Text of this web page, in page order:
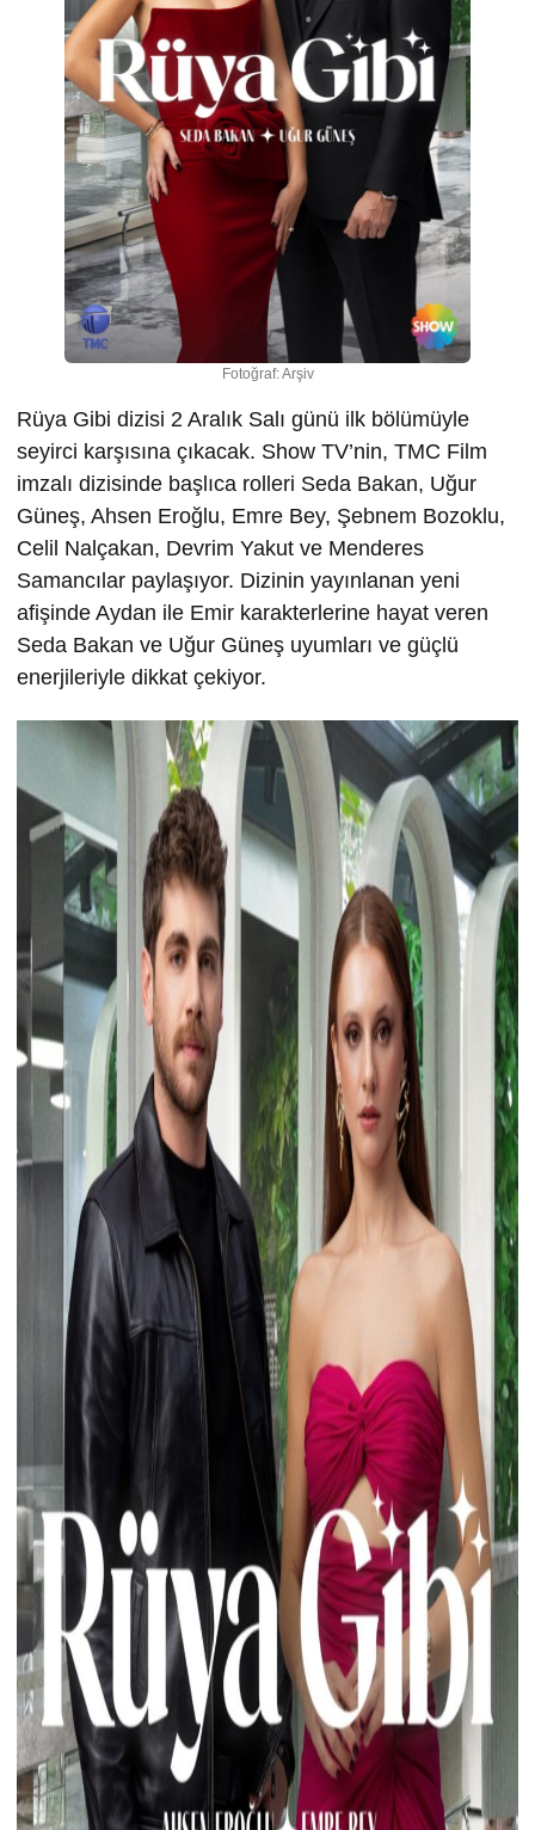
Fotoğraf: Arşiv
Rüya Gibi dizisi 2 Aralık Salı günü ilk bölümüyle
seyirci karşısına çıkacak. Show TV’nin, TMC Film
imzalı dizisinde başlıca rolleri Seda Bakan, Uğur
Güneş, Ahsen Eroğlu, Emre Bey, Şebnem Bozoklu,
Celil Nalçakan, Devrim Yakut ve Menderes
Samancılar paylaşıyor. Dizinin yayınlanan yeni
afişinde Aydan ile Emir karakterlerine hayat veren
Seda Bakan ve Uğur Güneş uyumları ve güçlü
enerjileriyle dikkat çekiyor.